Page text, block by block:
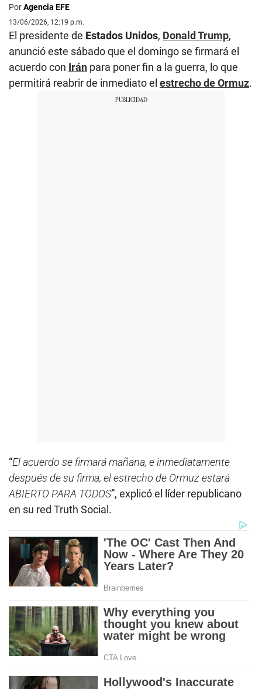
PorAgencia EFE
13/06/2026, 12:19 p.m.
El presidente de Estados Unidos, Donald Trump,
anunció este sábado que el domingo se firmará el
acuerdo con Irán para poner fin a la guerra, lo que
permitirá reabrir de inmediato el estrecho de Ormuz.
“El acuerdo se firmará mañana, e inmediatamente
después de su firma, el estrecho de Ormuz estará
ABIERTO PARA TODOS”, explicó el líder republicano
en su red Truth Social.